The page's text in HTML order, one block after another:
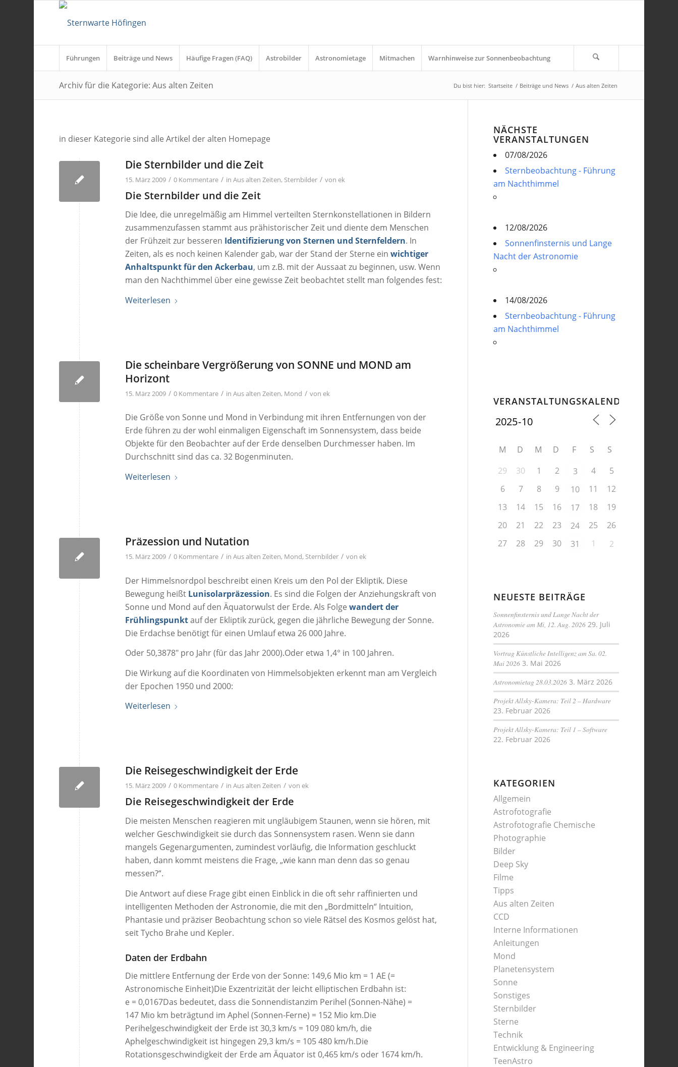
Führungen Beiträge und News Häufige Fragen (FAQ) Astrobilder Astronomietage Mitmachen Warnhinweise zur Sonnenbeobachtung
Archiv für die Kategorie: Aus alten Zeiten Du bist hier: Startseite / Beiträge und News / Aus alten Zeiten
in dieser Kategorie sind alle Artikel der alten Homepage
Die Sternbilder und die Zeit
15. März 2009 / 0 Kommentare / inAus alten Zeiten, Sternbilder / vonek
Die Sternbilder und die Zeit
Die Idee, die unregelmäßig am Himmel verteilten Sternkonstellationen in Bildern
zusammenzufassen stammt aus prähistorischer Zeit und diente dem Menschen
der Frühzeit zur besseren Identifizierung von Sternen und Sternfeldern. In
Zeiten, als es noch keinen Kalender gab, war der Stand der Sterne einwichtiger
Anhaltspunkt für den Ackerbau, um z.B. mit der Aussaat zu beginnen, usw. Wenn
man den Nachthimmel über eine gewisse Zeit beobachtet stellt man folgendes fest:
Weiterlesen
Die scheinbare Vergrößerung von SONNE und MOND am
Horizont
15. März 2009 / 0 Kommentare / inAus alten Zeiten, Mond / vonek
Die Größe von Sonne und Mond in Verbindung mit ihren Entfernungen von der
Erde führen zu der wohl einmaligen Eigenschaft im Sonnensystem, dass beide
Objekte für den Beobachter auf der Erde denselben Durchmesser haben. Im
Durchschnitt sind das ca. 32 Bogenminuten.
Weiterlesen
Präzession und Nutation
15. März 2009 / 0 Kommentare / inAus alten Zeiten, Mond, Sternbilder / vonek
Der Himmelsnordpol beschreibt einen Kreis um den Pol der Ekliptik. Diese
Bewegung heißt Lunisolarpräzession. Es sind die Folgen der Anziehungskraft von
Sonne und Mond auf den Äquatorwulst der Erde. Als Folgewandert der
Frühlingspunktauf der Ekliptik zurück, gegen die jährliche Bewegung der Sonne.
Die Erdachse benötigt für einen Umlauf etwa 26 000 Jahre.
Oder 50,3878″ pro Jahr (für das Jahr 2000).Oder etwa 1,4° in 100 Jahren.
Die Wirkung auf die Koordinaten von Himmelsobjekten erkennt man am Vergleich
der Epochen 1950 und 2000:
Weiterlesen
Die Reisegeschwindigkeit der Erde
15. März 2009 / 0 Kommentare / inAus alten Zeiten / vonek
Die Reisegeschwindigkeit der Erde
Die meisten Menschen reagieren mit ungläubigem Staunen, wenn sie hören, mit
welcher Geschwindigkeit sie durch das Sonnensystem rasen. Wenn sie dann
mangels Gegenargumenten, zumindest vorläufig, die Information geschluckt
haben, dann kommt meistens die Frage, „wie kann man denn das so genau
messen?“.
Die Antwort auf diese Frage gibt einen Einblick in die oft sehr raffinierten und
intelligenten Methoden der Astronomie, die mit den „Bordmitteln“ Intuition,
Phantasie und präziser Beobachtung schon so viele Rätsel des Kosmos gelöst hat,
seit Tycho Brahe und Kepler.
Daten der Erdbahn
Die mittlere Entfernung der Erde von der Sonne: 149,6 Mio km = 1 AE (=
Astronomische Einheit)Die Exzentrizität der leicht elliptischen Erdbahn ist:
e = 0,0167Das bedeutet, dass die Sonnendistanzim Perihel (Sonnen-Nähe) =
147 Mio km beträgtund im Aphel (Sonnen-Ferne) = 152 Mio km.Die
Perihelgeschwindigkeit der Erde ist 30,3 km/s = 109 080 km/h, die
Aphelgeschwindigkeit ist hingegen 29,3 km/s = 105 480 km/h.Die
Rotationsgeschwindigkeit der Erde am Äquator ist 0,465 km/s oder 1674 km/h.
NÄCHSTE
VERANSTALTUNGEN
07/08/2026
Sternbeobachtung - Führung
am Nachthimmel
12/08/2026
Sonnenfinsternis und Lange
Nacht der Astronomie
14/08/2026
Sternbeobachtung - Führung
am Nachthimmel
VERANSTALTUNGSKALENDER
M D M D F S
S
29
30 1 2 3 4
5
6
7 8 9 10 11
12
13
14 15 16 17 18
19
20
21 22 23 24 25
26
27
28 29 30 31 1 2
NEUESTE BEITRÄGE
Sonnenfinsternis und Lange Nacht der
Astronomie am Mi, 12. Aug. 2026 29. Juli
2026
Vortrag Künstliche Intelligenz am Sa. 02.
Mai 2026 3. Mai 2026
Astronomietag 28.03.2026 3. März 2026
Projekt Allsky-Kamera: Teil 2 – Hardware
23. Februar 2026
Projekt Allsky-Kamera: Teil 1 – Software
22. Februar 2026
KATEGORIEN
Allgemein
Astrofotografie
Astrofotografie Chemische
Photographie
Bilder
Deep Sky
Filme
Tipps
Aus alten Zeiten
CCD
Interne Informationen
Anleitungen
Mond
Planetensystem
Sonne
Sonstiges
Sternbilder
Sterne
Technik
Entwicklung & Engineering
TeenAstro